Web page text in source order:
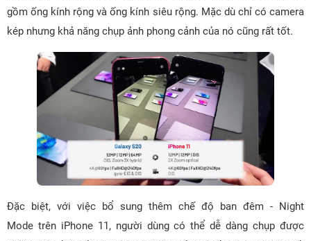
gồm ống kính rộng và ống kính siêu rộng. Mặc dù chỉ có camera
kép nhưng khả năng chụp ảnh phong cảnh của nó cũng rất tốt.
Đặc biệt, với việc bổ sung thêm chế độ ban đêm - Night
Mode trên iPhone 11, người dùng có thể dễ dàng chụp được